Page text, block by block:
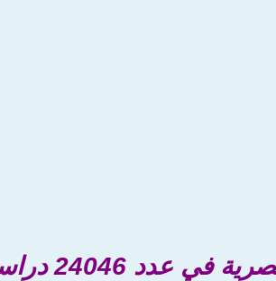
أسبانية أكدت أن